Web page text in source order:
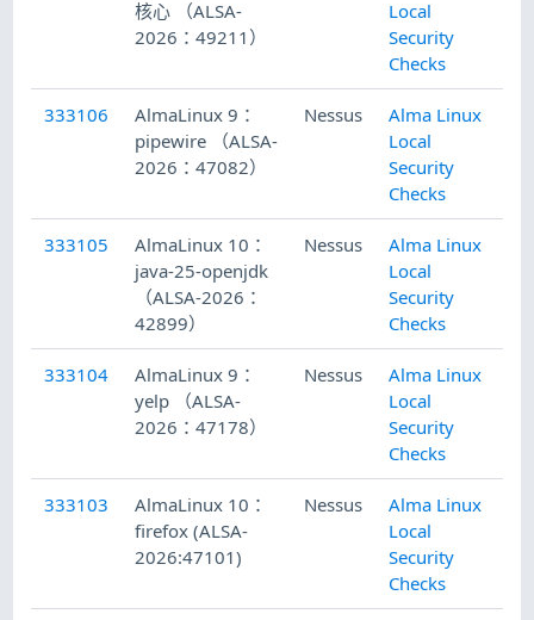
核心 （ALSA-
2026：49211）
Local
Security
Checks
333106
AlmaLinux 9：
pipewire （ALSA-
2026：47082）
Nessus
Alma Linux
Local
Security
Checks
333105
AlmaLinux 10：
java-25-openjdk
（ALSA-2026：
42899）
Nessus
Alma Linux
Local
Security
Checks
333104
AlmaLinux 9：
yelp （ALSA-
2026：47178）
Nessus
Alma Linux
Local
Security
Checks
333103
AlmaLinux 10：
firefox (ALSA-
2026:47101)
Nessus
Alma Linux
Local
Security
Checks